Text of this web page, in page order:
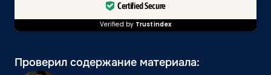
Certified Secure
Verified by Trustindex
Проверил содержание материала: